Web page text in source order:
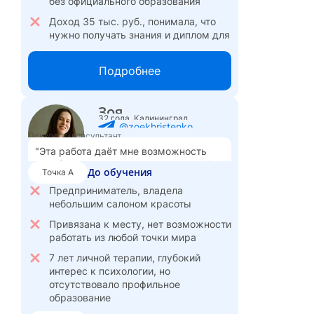
Доход 35 тыс. руб., понимала, что
нужно получать знания и диплом для
После обучения
Получила психологическое
образование, веду частную практику
Консультирую индивидуально,
специализируюсь на работе с
женщинами
Веду групповые терапевтические
игры, сочетая классическую
психологию с интегративными
методами
Клиенты начали доверять больше,
поток записей увеличился
Чувствую уверенность в себе и
своей квалификации, радуюсь
результатам клиентов
Подробнее
Зоя
32 года, Калининград
@zoekhristenko
Психолог-консультант
"Эта работа даёт мне возможность
зарабатывать и реализовывать свой
потенциал, находясь где угодно."
Точка А До обучения
Предприниматель, владела
небольшим салоном красоты
Привязана к месту, нет возможности
работать из любой точки мира
7 лет личной терапии, глубокий
интерес к психологии, но
отсутствовало профильное
образование